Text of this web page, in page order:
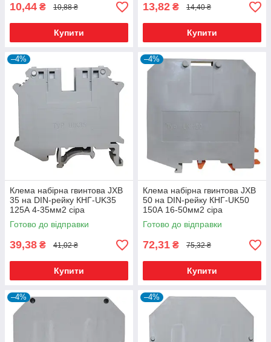
10,44 ₴ 10,88 ₴
Купити
13,82 ₴ 14,40 ₴
Купити
–4%
Клема набірна гвинтова JXB
35 на DIN-рейку КНГ-UK35
125А 4-35мм2 сіра
Готово до відправки
39,38 ₴ 41,02 ₴
Купити
–4%
Клема набірна гвинтова JXB
50 на DIN-рейку КНГ-UK50
150А 16-50мм2 сіра
Готово до відправки
72,31 ₴ 75,32 ₴
Купити
–4% –4%